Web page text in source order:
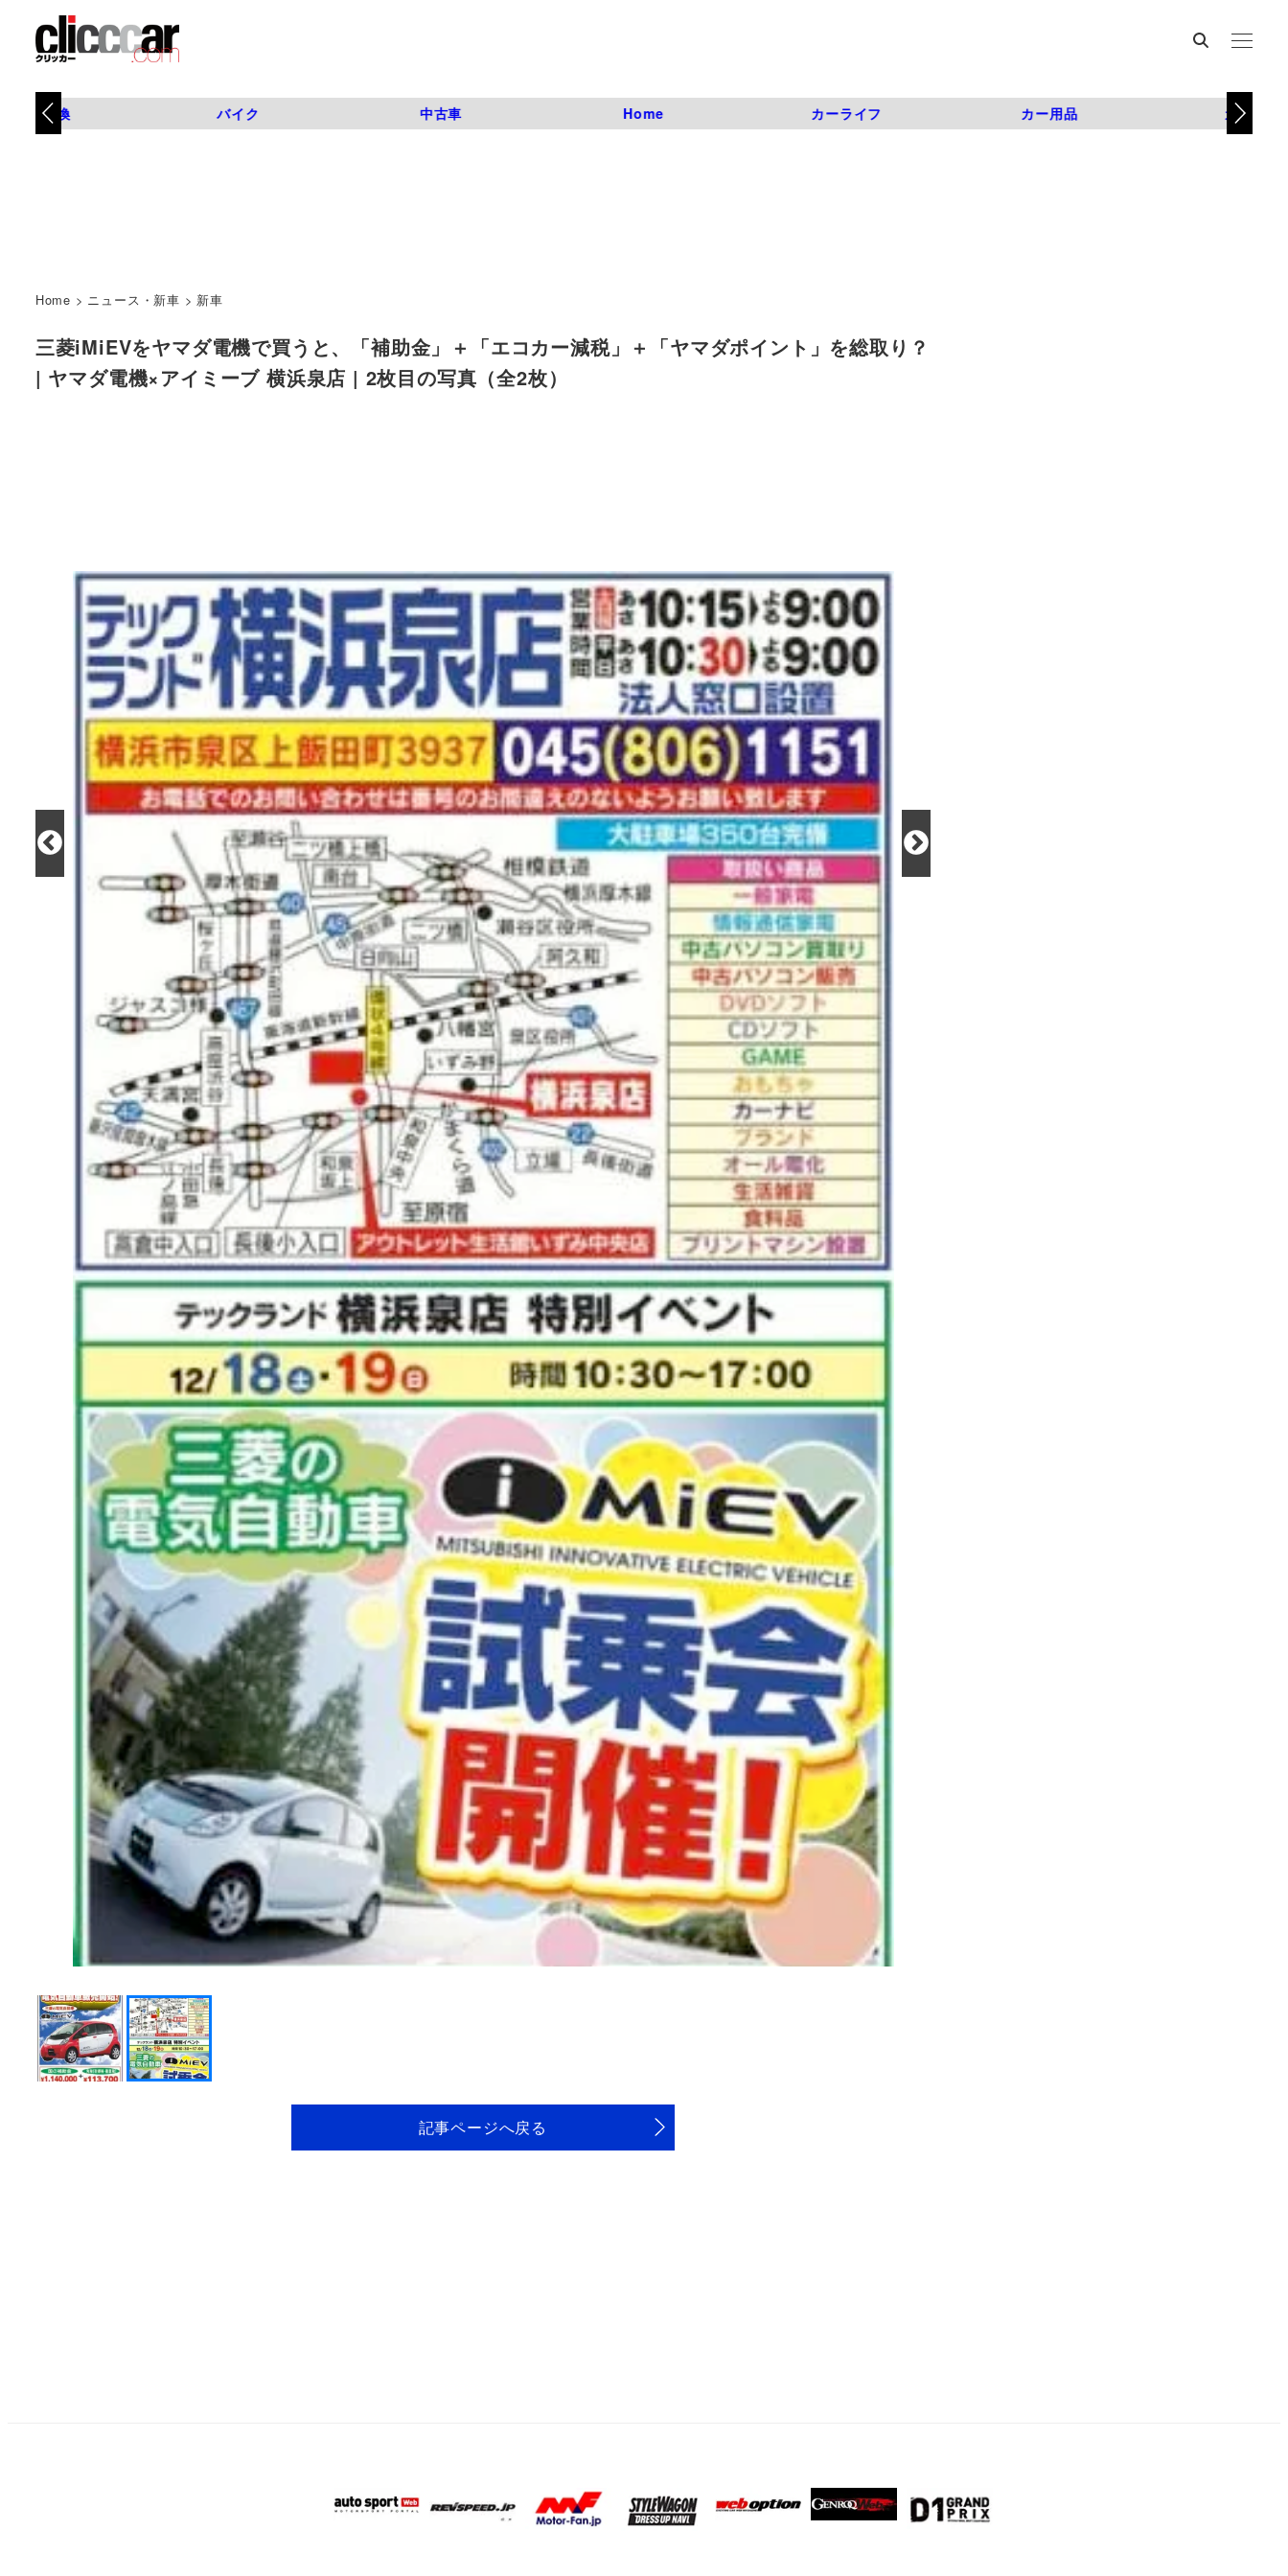
タイヤ交換 バイク 中古車 Home カーライフ カー用品 カスタム
Home > ニュース・新車 > 新車
三菱iMiEVをヤマダ電機で買うと、「補助金」＋「エコカー減税」＋「ヤマダポイント」を総取り？
| ヤマダ電機×アイミーブ 横浜泉店 | 2枚目の写真（全2枚）
記事ページへ戻る